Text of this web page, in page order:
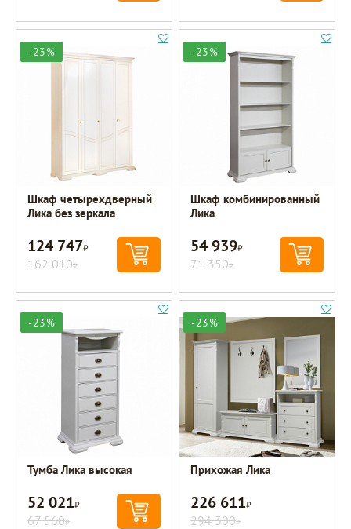
-23%
Шкаф четырехдверный
Лика без зеркала
124 747Р
162 010Р
-23%
Шкаф комбинированный
Лика
54 939Р
71 350Р
-23%
Тумба Лика высокая
52 021Р
67 560Р
-23%
Прихожая Лика
226 611Р
294 300Р